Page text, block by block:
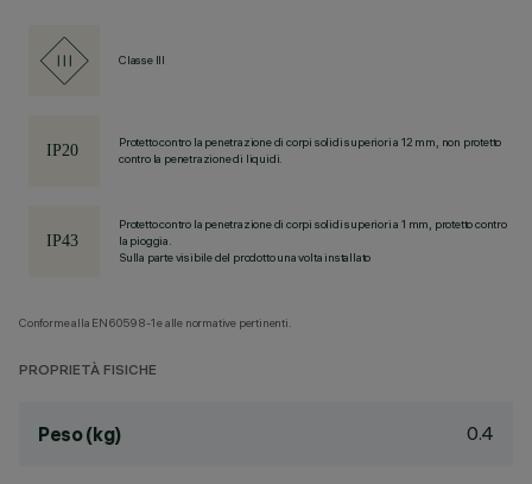
Classe III
Protetto contro la penetrazione di corpi solidi superiori a 12 mm, non protetto
contro la penetrazione di liquidi.
Protetto contro la penetrazione di corpi solidi superiori a 1 mm, protetto contro
la pioggia.
Sulla parte visibile del prodotto una volta installato
Conforme alla EN60598-1 e alle normative pertinenti.
PROPRIETÀ FISICHE
Peso (kg) 0.4